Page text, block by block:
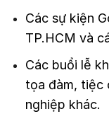
Các sự kiện
TP.HCM và
Các buổi lễ
tọa đàm, tiệc
nghiệp khác.